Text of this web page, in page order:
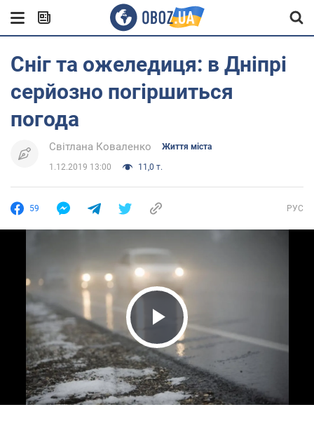
Сніг та ожеледиця: в Дніпрі
серйозно погіршиться
погода
Світлана Коваленко Життя міста
1.12.2019 13:00 11,0 т.
59 РУС
Play Video